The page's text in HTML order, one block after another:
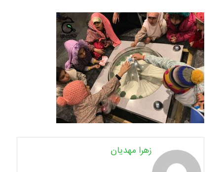
زهرا مهدیان